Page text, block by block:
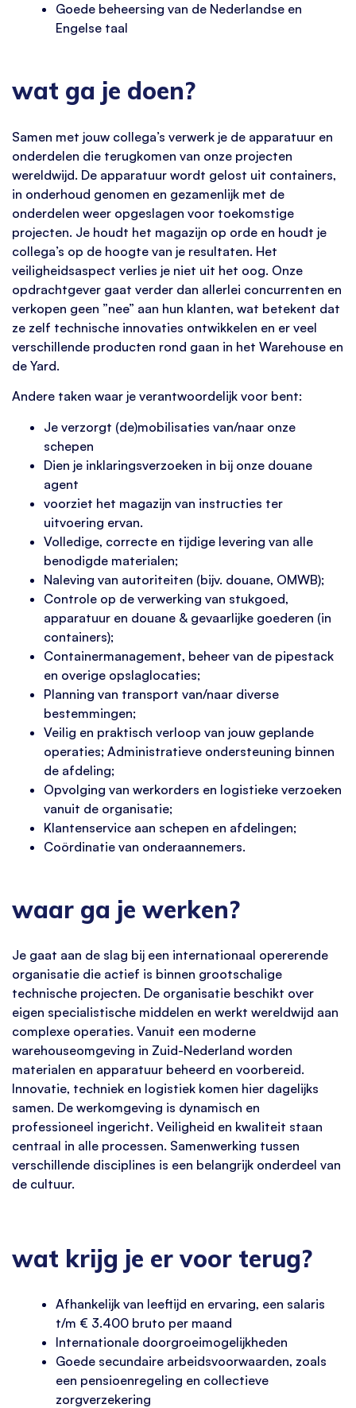
Goede beheersing van de Nederlandse en
Engelse taal
wat ga je doen?
Samen met jouw collega’s verwerk je de apparatuur en
onderdelen die terugkomen van onze projecten
wereldwijd. De apparatuur wordt gelost uit containers,
in onderhoud genomen en gezamenlijk met de
onderdelen weer opgeslagen voor toekomstige
projecten. Je houdt het magazijn op orde en houdt je
collega’s op de hoogte van je resultaten. Het
veiligheidsaspect verlies je niet uit het oog. Onze
opdrachtgever gaat verder dan allerlei concurrenten en
verkopen geen ”nee” aan hun klanten, wat betekent dat
ze zelf technische innovaties ontwikkelen en er veel
verschillende producten rond gaan in het Warehouse en
de Yard.
Andere taken waar je verantwoordelijk voor bent:
Je verzorgt (de)mobilisaties van/naar onze
schepen
Dien je inklaringsverzoeken in bij onze douane
agent
voorziet het magazijn van instructies ter
uitvoering ervan.
Volledige, correcte en tijdige levering van alle
benodigde materialen;
Naleving van autoriteiten (bijv. douane, OMWB);
Controle op de verwerking van stukgoed,
apparatuur en douane & gevaarlijke goederen (in
containers);
Containermanagement, beheer van de pipestack
en overige opslaglocaties;
Planning van transport van/naar diverse
bestemmingen;
Veilig en praktisch verloop van jouw geplande
operaties; Administratieve ondersteuning binnen
de afdeling;
Opvolging van werkorders en logistieke verzoeken
vanuit de organisatie;
Klantenservice aan schepen en afdelingen;
Coördinatie van onderaannemers.
waar ga je werken?
Je gaat aan de slag bij een internationaal opererende
organisatie die actief is binnen grootschalige
technische projecten. De organisatie beschikt over
eigen specialistische middelen en werkt wereldwijd aan
complexe operaties. Vanuit een moderne
warehouseomgeving in Zuid-Nederland worden
materialen en apparatuur beheerd en voorbereid.
Innovatie, techniek en logistiek komen hier dagelijks
samen. De werkomgeving is dynamisch en
professioneel ingericht. Veiligheid en kwaliteit staan
centraal in alle processen. Samenwerking tussen
verschillende disciplines is een belangrijk onderdeel van
de cultuur.
wat krijg je er voor terug?
Afhankelijk van leeftijd en ervaring, een salaris
t/m € 3.400 bruto per maand
Internationale doorgroeimogelijkheden
Goede secundaire arbeidsvoorwaarden, zoals
een pensioenregeling en collectieve
zorgverzekering